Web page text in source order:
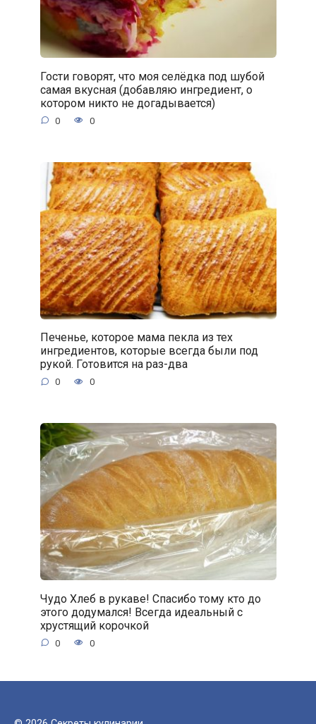
Гости говорят, что моя селёдка под шубой
самая вкусная (добавляю ингредиент, о
котором никто не догадывается)
0 0
Печенье, которое мама пекла из тех
ингредиентов, которые всегда были под
рукой. Готовится на раз-два
0 0
Чудо Хлеб в рукаве! Спасибо тому кто до
этого додумался! Всегда идеальный с
хрустящий корочкой
0 0